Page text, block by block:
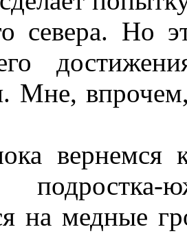
севера. Но
Мне,
вернемся к
на медные